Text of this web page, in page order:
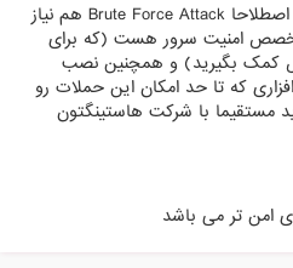
برای جلوگیری از چنین حملاتی یا اصطلاحا Brute Force Attack هم نیاز
امنیت سرور هست (که برای
کمک بگیرید) و همچنین نصب
که تا حد امکان این حملات رو
مستقیما با شرکت هاستینگتون
امن تر می باشد